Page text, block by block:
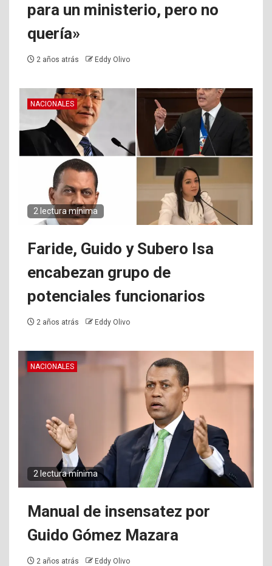
para un ministerio, pero no
quería»
2 años atrás Eddy Olivo
NACIONALES
2 lectura mínima
Faride, Guido y Subero Isa
encabezan grupo de
potenciales funcionarios
2 años atrás Eddy Olivo
NACIONALES
2 lectura mínima
Manual de insensatez por
Guido Gómez Mazara
2 años atrás Eddy Olivo